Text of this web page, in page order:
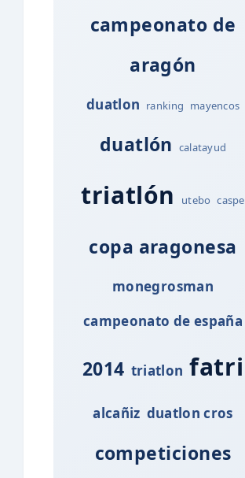
campeonato de
aragón
duatlon ranking mayencos
duatlón calatayud
triatlón utebo caspe
copa aragonesa
monegrosman
campeonato de españa
2014 triatlon fatri
alcañiz duatlon cros
competiciones